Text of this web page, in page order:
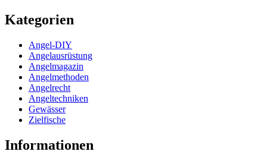
Kategorien
Angel-DIY
Angelausrüstung
Angelmagazin
Angelmethoden
Angelrecht
Angeltechniken
Gewässer
Zielfische
Informationen